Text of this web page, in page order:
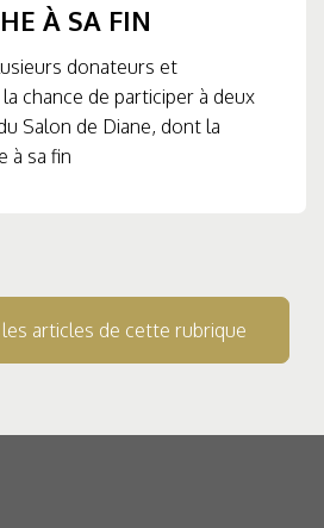
À SA FIN
donateurs et
chance de participer à deux
Salon de Diane, dont la
à sa fin
articles de cette rubrique